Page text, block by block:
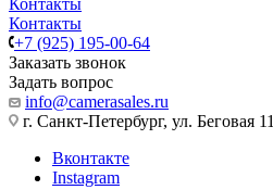
Контакты
Контакты
+7 (925) 195-00-64
Заказать звонок
Задать вопрос
info@camerasales.ru
г. Санкт-Петербург, ул. Беговая 11
Вконтакте
Instagram